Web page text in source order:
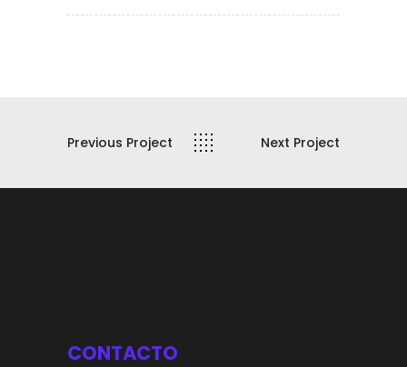
Previous Project Next Project
CONTACTO